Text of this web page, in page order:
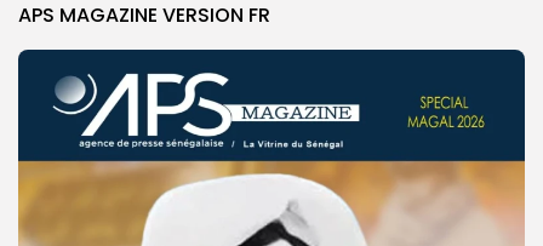
APS MAGAZINE VERSION FR